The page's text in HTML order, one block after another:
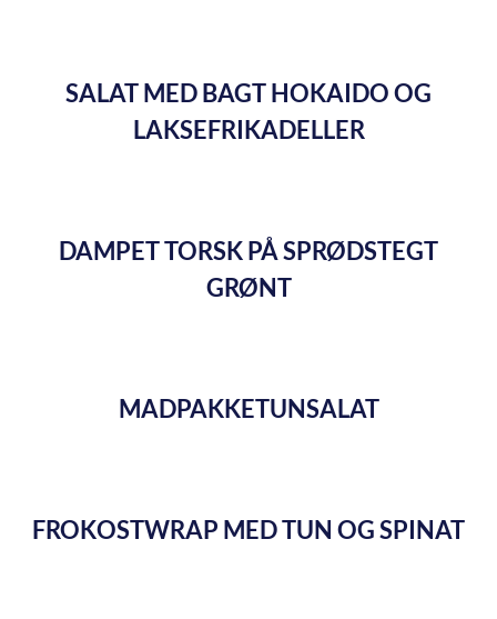
SALAT MED BAGT HOKAIDO OG
LAKSEFRIKADELLER
DAMPET TORSK PÅ SPRØDSTEGT
GRØNT
MADPAKKETUNSALAT
FROKOSTWRAP MED TUN OG SPINAT